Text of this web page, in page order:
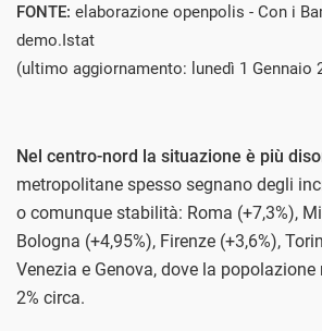
FONTE: elaborazione openpolis - Con i
demo.Istat
(ultimo aggiornamento: lunedì 1 Gennaio
Nel centro-nord la situazione è più
metropolitane spesso segnano degli
o comunque stabilità: Roma (+7,3%),
Bologna (+4,95%), Firenze (+3,6%),
Venezia e Genova, dove la
2% circa.